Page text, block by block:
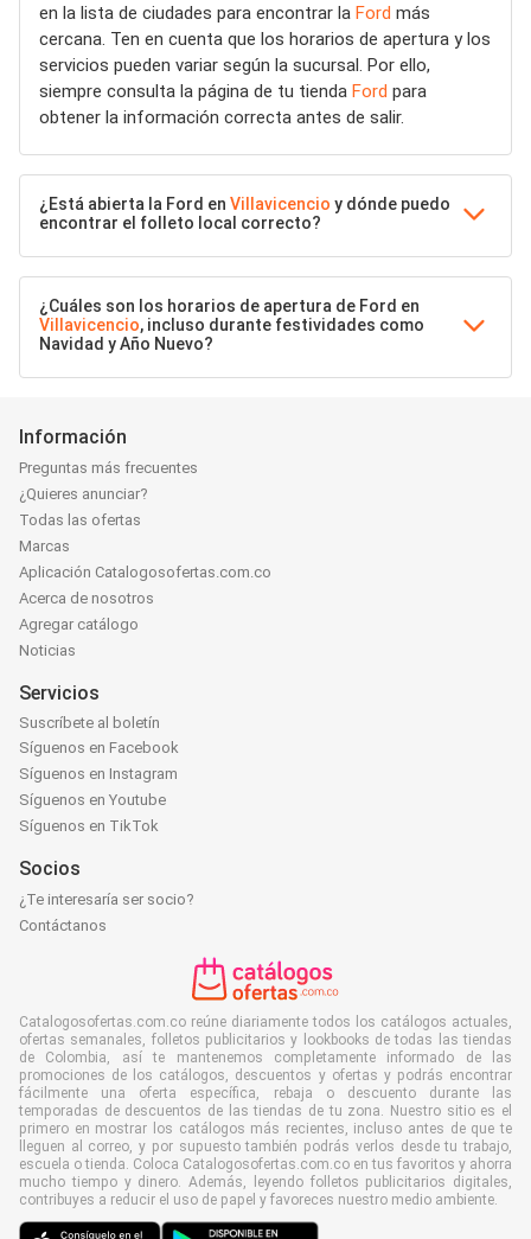
en la lista de ciudades para encontrar la Ford más
cercana. Ten en cuenta que los horarios de apertura y los
servicios pueden variar según la sucursal. Por ello,
siempre consulta la página de tu tienda Ford para
obtener la información correcta antes de salir.
¿Está abierta la Ford en Villavicencio y dónde puedo
encontrar el folleto local correcto?
¿Cuáles son los horarios de apertura de Ford en
Villavicencio, incluso durante festividades como
Navidad y Año Nuevo?
Información
Preguntas más frecuentes
¿Quieres anunciar?
Todas las ofertas
Marcas
Aplicación Catalogosofertas.com.co
Acerca de nosotros
Agregar catálogo
Noticias
Servicios
Suscríbete al boletín
Síguenos en Facebook
Síguenos en Instagram
Síguenos en Youtube
Síguenos en TikTok
Socios
¿Te interesaría ser socio?
Contáctanos
Catalogosofertas.com.co reúne diariamente todos los catálogos actuales,
ofertas semanales, folletos publicitarios y lookbooks de todas las tiendas
de Colombia, así te mantenemos completamente informado de las
promociones de los catálogos, descuentos y ofertas y podrás encontrar
fácilmente una oferta específica, rebaja o descuento durante las
temporadas de descuentos de las tiendas de tu zona. Nuestro sitio es el
primero en mostrar los catálogos más recientes, incluso antes de que te
lleguen al correo, y por supuesto también podrás verlos desde tu trabajo,
escuela o tienda. Coloca Catalogosofertas.com.co en tus favoritos y ahorra
mucho tiempo y dinero. Además, leyendo folletos publicitarios digitales,
contribuyes a reducir el uso de papel y favoreces nuestro medio ambiente.